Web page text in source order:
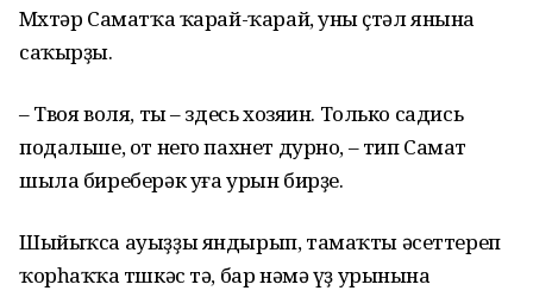
Мөхтәр Саматҡа ҡарай-ҡарай, уны өҫтәл янына
саҡырҙы.
– Твоя воля, ты – здесь хозяин. Только садись
подальше, от него пахнет дурно, – тип Самат
шыла биреберәк уға урын бирҙе.
Шыйыҡса ауыҙҙы яндырып, тамаҡты әсеттереп
ҡорһаҡҡа төшкәс тә, бар нәмә үҙ урынына